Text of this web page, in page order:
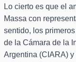
Lo cierto es que el
Massa con
sentido, los
de la Cámara de la
Argentina (CIARA)